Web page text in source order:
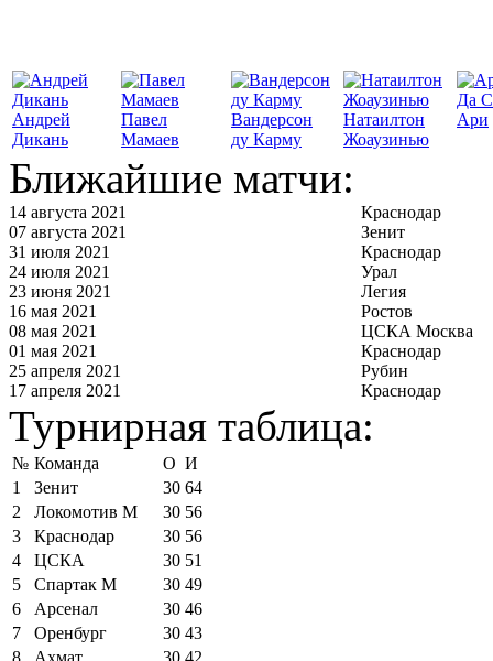
Андрей
Дикань
Павел
Мамаев
Вандерсон
ду Карму
Натаилтон
Жоаузинью
Да
Ари
Ближайшие матчи:
14 августа 2021
Краснодар
07 августа 2021
Зенит
31 июля 2021
Краснодар
24 июля 2021
Урал
23 июня 2021
Легия
16 мая 2021
Ростов
08 мая 2021
ЦСКА Москва
01 мая 2021
Краснодар
25 апреля 2021
Рубин
17 апреля 2021
Краснодар
Турнирная таблица:
№ Команда О И
1
Зенит 30 64
2
Локомотив М 30 56
3
Краснодар 30 56
4
ЦСКА 30 51
5
Спартак М 30 49
6
Арсенал 30 46
7
Оренбург 30 43
8
Ахмат 30 42